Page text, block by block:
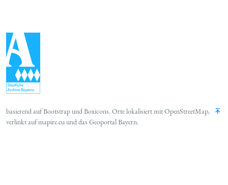
basierend aufBootstrapundBoxicons. Orte lokalisiert mitOpenStreetMap,
verlinkt aufmapire.euund das Geoportal Bayern.